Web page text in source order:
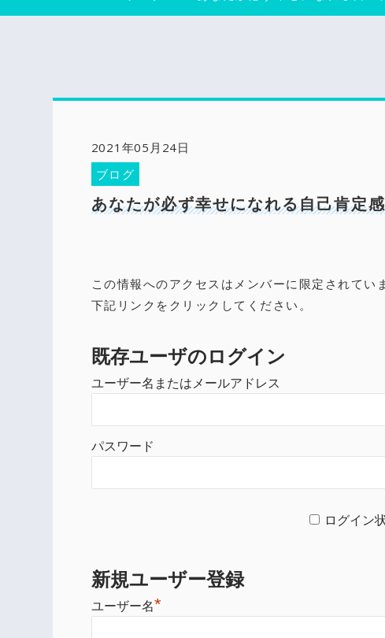
2021年05月24日
ブログ
あなたが必ず幸せになれる自己肯定
この情報へのアクセスはメンバーに限定されて
下記リンクをクリックしてください。
既存ユーザのログイン
ユーザー名またはメールアドレス
パスワード
ログイン
新規ユーザー登録
ユーザー名*